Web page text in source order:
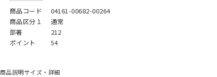
商品コード
04161-00682-00264
商品区分１
通常
部署
212
ポイント
54
商品説明サイズ・詳細